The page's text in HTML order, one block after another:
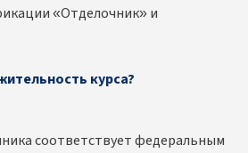
«Отделочник» и
курса?
соответствует федеральным